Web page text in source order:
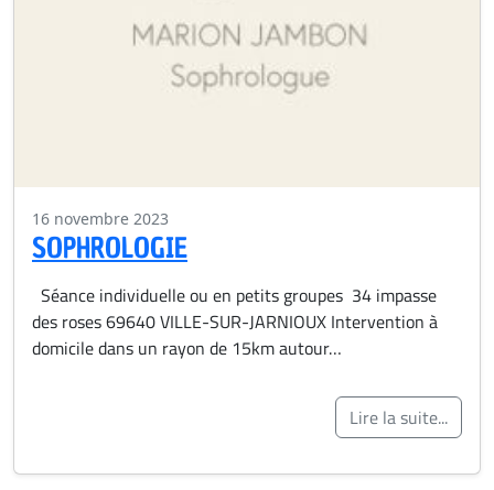
16 novembre 2023
SOPHROLOGIE
Séance individuelle ou en petits groupes 34 impasse
des roses 69640 VILLE-SUR-JARNIOUX Intervention à
domicile dans un rayon de 15km autour…
Lire la suite...